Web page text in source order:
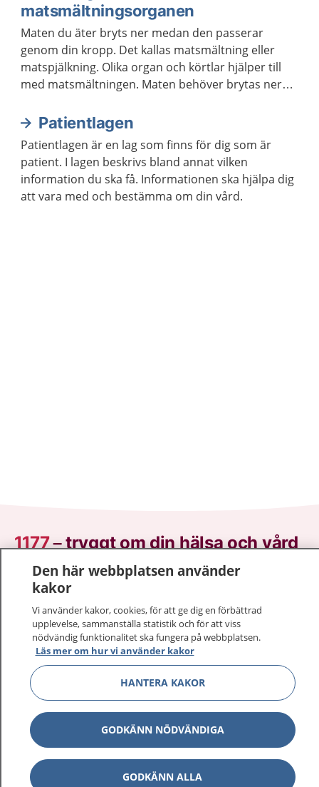
matsmältningsorganen
Maten du äter bryts ner medan den passerar
genom din kropp. Det kallas matsmältning eller
matspjälkning. Olika organ och körtlar hjälper till
med matsmältningen. Maten behöver brytas ner
maten innehåller.
Patientlagen
Patientlagen är en lag som finns för dig som är
patient. I lagen beskrivs bland annat vilken
information du ska få. Informationen ska hjälpa dig
att vara med och bestämma om din vård.
1177–tryggt om din hälsa och vård
På 1177.se får du råd om hälsa och information om
sjukdomar och vilka mottagningar du kan kontakta.
Logga in för att läsa din journal och göra dina
vårdärenden. Ring telefonnummer 1177 för
sjukvårdsrådgivning dygnet runt.
1177 ger dig råd när du vill må bättre.
1177 på flera språk Visa
Den här webbplatsen använder
kakor
Vi använder kakor, cookies, för att ge dig en förbättrad
upplevelse, sammanställa statistik och för att viss
nödvändig funktionalitet ska fungera på webbplatsen.
Läs mer om hur vi använder kakor
HANTERA KAKOR
GODKÄNN NÖDVÄNDIGA
GODKÄNN ALLA